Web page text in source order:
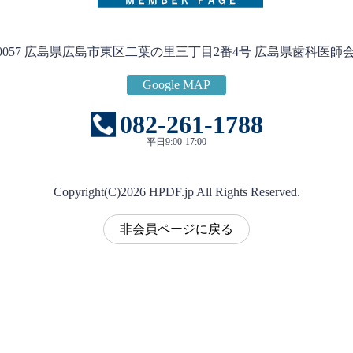
広島県広島市東区二葉の里三丁目2番4号 広島県歯科医師
Google MAP
082-261-1788
平日9:00-17:00
Copyright(C)2026HPDF.jp All Rights Reserved.
非会員ページに戻る